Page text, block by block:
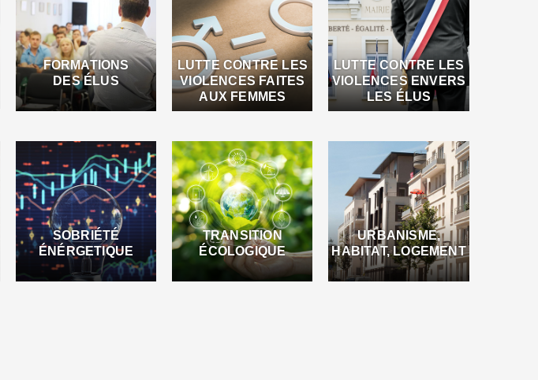
FORMATIONS
DES ÉLUS
LUTTE CONTRE LES
VIOLENCES FAITES
AUX FEMMES
LUTTE CONTRE LES
VIOLENCES ENVERS
LES ÉLUS
SOBRIÉTÉ
ÉNÉRGETIQUE
TRANSITION
ÉCOLOGIQUE
URBANISME,
HABITAT, LOGEMENT